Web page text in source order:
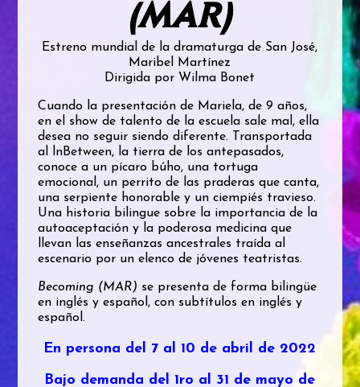
(MAR)
Estreno mundial de la dramaturga de San José,
Maribel Martínez
Dirigida por Wilma Bonet
Cuando la presentación de Mariela, de 9 años,
en el show de talento de la escuela sale mal, ella
desea no seguir siendo diferente. Transportada
al lnBetween, la tierra de los antepasados,
conoce a un pícaro búho, una tortuga
emocional, un perrito de las praderas que canta,
una serpiente honorable y un ciempiés travieso.
Una historia bilingue sobre la importancia de la
autoaceptación y la poderosa medicina que
llevan las enseñanzas ancestrales traída al
escenario por un elenco de jóvenes teatristas.
Becoming (MAR) se presenta de forma bilingüe
en inglés y español, con subtítulos en inglés y
español.
En persona del 7 al 10 de abril de 2022
Bajo demanda del 1ro al 31 de mayo de